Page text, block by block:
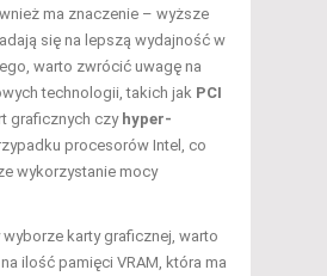
ma znaczenie – wyższe
się na lepszą wydajność w
warto zwrócić uwagę na
technologii, takich jak PCI
graficznych czy hyper-
procesorów Intel, co
wykorzystanie mocy
karty graficznej, warto
ilość pamięci VRAM, która ma